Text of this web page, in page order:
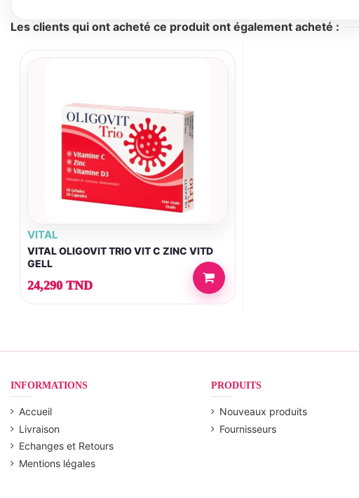
Les clients qui ont acheté ce produit ont également acheté :
VITAL
VITAL OLIGOVIT TRIO VIT C ZINC VITD
GELL
24,290 TND
INFORMATIONS
Accueil
Livraison
Echanges et Retours
Mentions légales
PRODUITS
Nouveaux produits
Fournisseurs